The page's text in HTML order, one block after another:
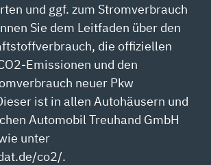
und ggf. zum Stromverbrauch
Sie dem Leitfaden über den
die offiziellen
Emissionen und den
neuer Pkw
ist in allen Autohäusern und
Automobil Treuhand GmbH
unter
co2/.